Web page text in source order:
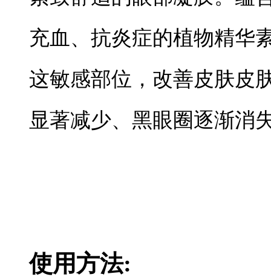
充血、抗炎症的植物精华
这敏感部位，改善皮肤皮
显著减少、黑眼圈逐渐消
使用方法: